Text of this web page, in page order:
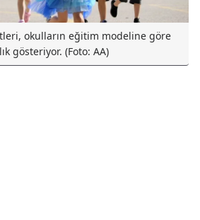
okulların eğitim modeline göre
gösteriyor. (Foto: AA)